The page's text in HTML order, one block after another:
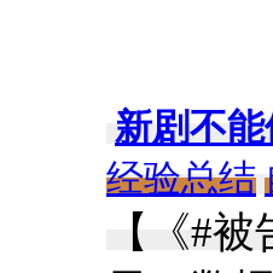
新剧不能
经验总结
【《#